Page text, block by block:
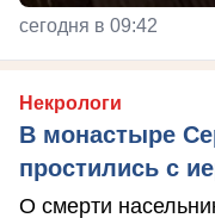
сегодня в 09:42
Некрологи
В монастыре
простились с
О смерти